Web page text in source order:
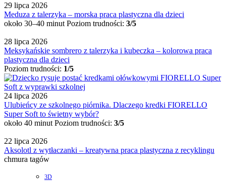
29 lipca 2026
Meduza z talerzyka – morska praca plastyczna dla dzieci
około 30–40 minut Poziom trudności: 3/5
28 lipca 2026
Meksykańskie sombrero z talerzyka i kubeczka – kolorowa praca
plastyczna dla dzieci
Poziom trudności: 1/5
24 lipca 2026
Ulubieńcy ze szkolnego piórnika. Dlaczego kredki FIORELLO
Super Soft to świetny wybór?
około 40 minut Poziom trudności: 3/5
22 lipca 2026
Aksolotl z wytłaczanki – kreatywna praca plastyczna z recyklingu
chmura tagów
3D